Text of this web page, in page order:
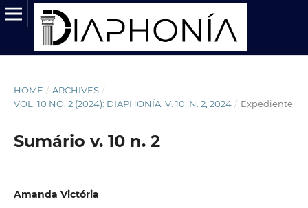
HOME / ARCHIVES /
VOL. 10 NO. 2 (2024): DIAPHONÍA, V. 10, N. 2, 2024 / Expediente
Sumário v. 10 n. 2
Amanda Victória